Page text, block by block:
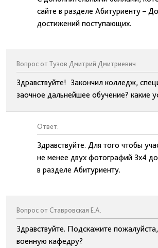
сайте в разделе Абитуриенту –
достижений поступающих.
Вопрос от Тузов Дмитрий Дмитриевич
Здравствуйте! Закончил колледж,
заочное дальнейшее обучение? какие
Ответ:
Здравствуйте. Для того чтобы
не менее двух фотографий 3х4
в разделе Абитуриенту.
Вопрос от Ставровская Е.А.
Здравствуйте. Подскажите
военную кафедру?